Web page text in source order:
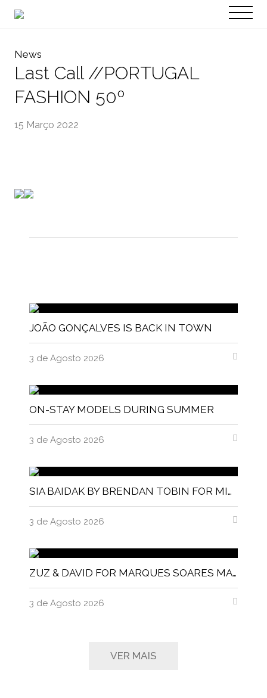
EN
News
Last Call //PORTUGAL
FASHION 50º
15 Março 2022
JOÃO GONÇALVES IS BACK IN TOWN
3 de Agosto 2026
ON-STAY MODELS DURING SUMMER
3 de Agosto 2026
SIA BAIDAK BY BRENDAN TOBIN FOR MISC MAGAZINE
3 de Agosto 2026
ZUZ & DAVID FOR MARQUES SOARES MAGNITUDE MAGAZINE
3 de Agosto 2026
VER MAIS